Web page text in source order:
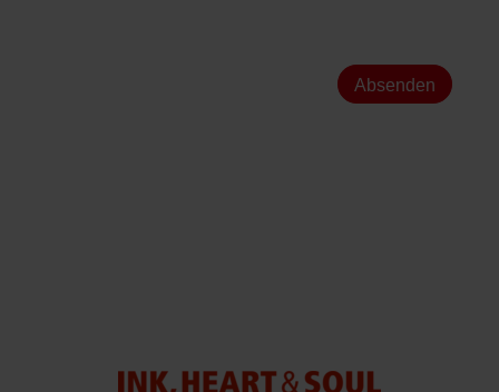
Absenden